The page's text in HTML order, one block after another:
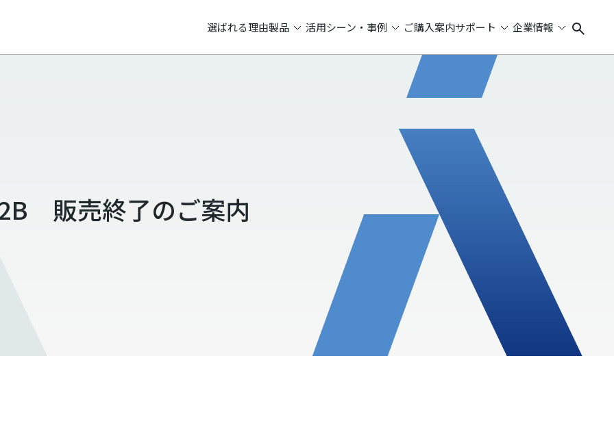
選ばれる理由製品 活用シーン・事例 ご購入案内サポート 企業情報
販売終了のご案内